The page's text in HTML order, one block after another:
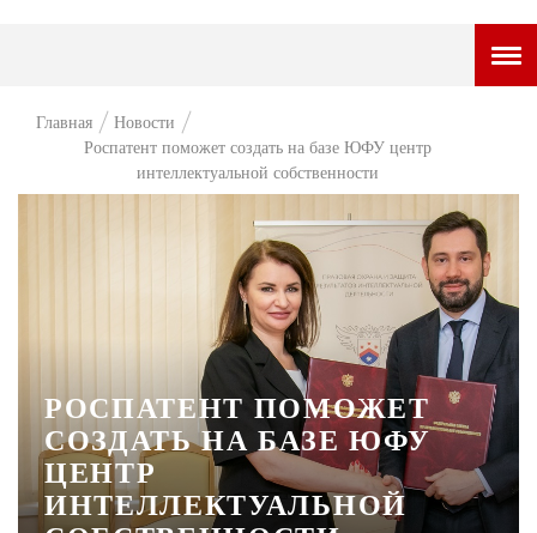
НОВОСТИ
ВОПРОС НЕДЕЛИ
ПРЕМЬЕРА
ТАМ И ТУТ
СТИЛЬ ЖИЗНИ
ХАЙП
ЧЕЛОВЕК ОСОБЕННЫЙ
КУЛЬТ ЕДЫ
Главная
Новости
Роспатент поможет создать на базе ЮФУ центр
интеллектуальной собственности
РОСПАТЕНТ ПОМОЖЕТ
СОЗДАТЬ НА БАЗЕ ЮФУ
ЦЕНТР
ИНТЕЛЛЕКТУАЛЬНОЙ